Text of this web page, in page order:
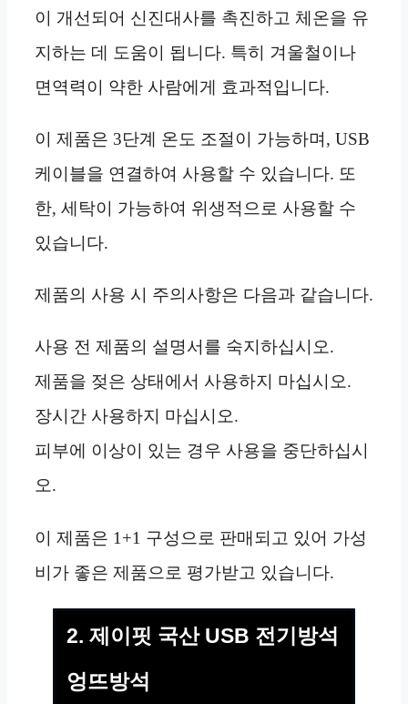
이 개선되어 신진대사를 촉진하고 체온을 유
지하는 데 도움이 됩니다. 특히 겨울철이나
면역력이 약한 사람에게 효과적입니다.
이 제품은 3단계 온도 조절이 가능하며, USB
케이블을 연결하여 사용할 수 있습니다. 또
한, 세탁이 가능하여 위생적으로 사용할 수
있습니다.
제품의 사용 시 주의사항은 다음과 같습니다.
사용 전 제품의 설명서를 숙지하십시오.
제품을 젖은 상태에서 사용하지 마십시오.
장시간 사용하지 마십시오.
피부에 이상이 있는 경우 사용을 중단하십시
오.
이 제품은 1+1 구성으로 판매되고 있어 가성
비가 좋은 제품으로 평가받고 있습니다.
2. 제이핏 국산 USB 전기방석
엉뜨방석